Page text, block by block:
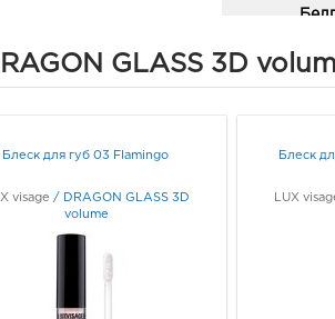
GLASS 3D
Блеск для губ 03 Flamingo
visage /
DRAGON GLASS 3D
volume
Блеск
LUX